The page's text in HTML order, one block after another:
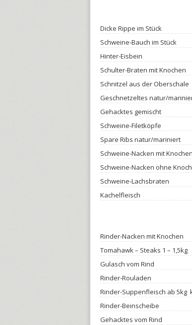
Dicke Rippe im Stück
Schweine-Bauch im Stück
Hinter-Eisbein
Schulter-Braten mit Knochen
Schnitzel aus der Oberschale
Geschnetzeltes natur/
Gehacktes gemischt
Schweine-Filetköpfe
Spare Ribs natur/mariniert
Schweine-Nacken mit Knochen
Schweine-Nacken ohne
Schweine-Lachsbraten
Kachelfleisch
Rinder-Nacken mit Knochen
Tomahawk – Steaks 1 – 1,5kg
Gulasch vom Rind
Rinder-Rouladen
Rinder-Suppenfleisch ab 5kg
Rinder-Beinscheibe
Gehacktes vom Rind